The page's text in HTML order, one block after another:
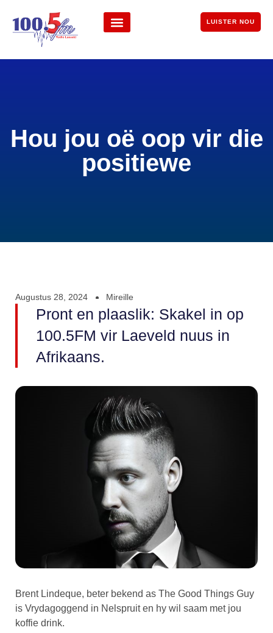
LUISTER NOU
Hou jou oë oop vir die
positiewe
Augustus 28, 2024 Mireille
Pront en plaaslik: Skakel in op
100.5FM vir Laeveld nuus in
Afrikaans.
Brent Lindeque, beter bekend as The Good Things Guy
is Vrydagoggend in Nelspruit en hy wil saam met jou
koffie drink.